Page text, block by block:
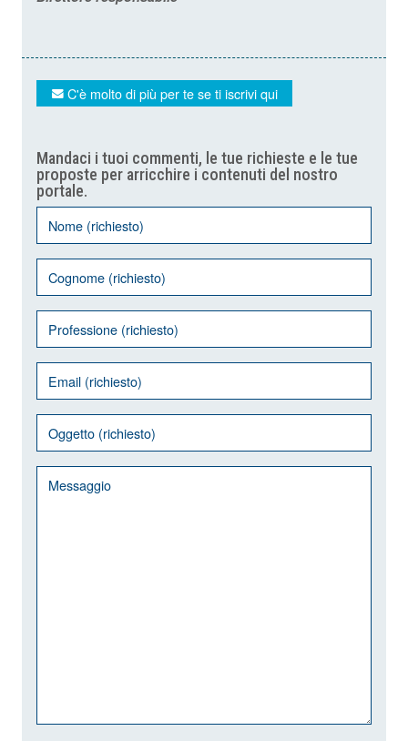
C'è molto di più per te se ti iscrivi qui
Mandaci i tuoi commenti, le tue richieste e le tue
proposte per arricchire i contenuti del nostro
portale.